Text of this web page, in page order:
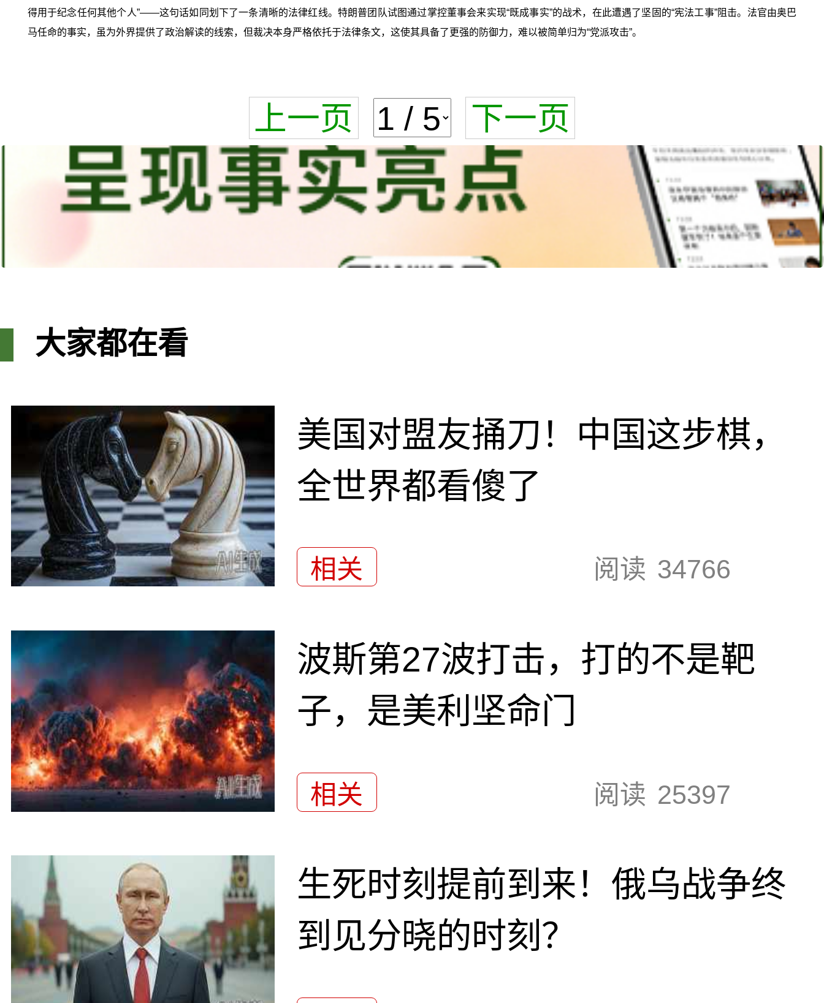
得用于纪念任何其他个人”——这句话如同划下了一条清晰的法律红线。特朗普团队试图通过掌控董事会来实现“既成事实”的战术，在此遭遇了坚固的“宪法工事”阻击。法官由奥巴
马任命的事实，虽为外界提供了政治解读的线索，但裁决本身严格依托于法律条文，这使其具备了更强的防御力，难以被简单归为“党派攻击”。
上一页 下一页
大家都在看
美国对盟友捅刀！中国这步棋，
全世界都看傻了
相关 阅读 34766
波斯第27波打击，打的不是靶
子，是美利坚命门
相关 阅读 25397
生死时刻提前到来！俄乌战争终
到见分晓的时刻？